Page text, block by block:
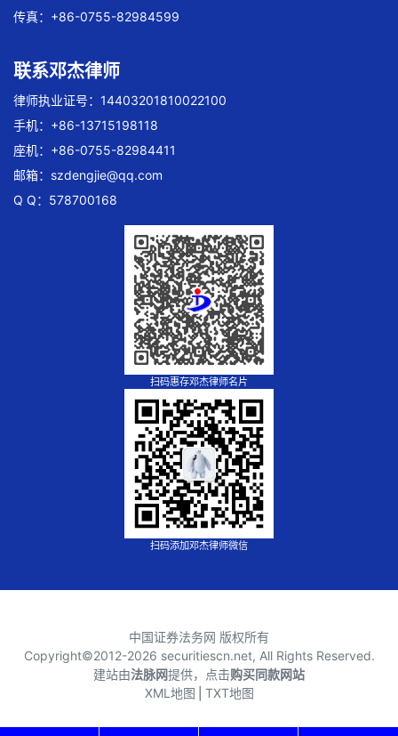
传真：+86-0755-82984599
联系邓杰律师
律师执业证号：14403201810022100
手机：+86-13715198118
座机：+86-0755-82984411
邮箱： szdengjie@qq.com
Q Q：578700168
扫码惠存邓杰律师名片
扫码添加邓杰律师微信
中国证券法务网 版权所有
Copyright©2012-2026 securitiescn.net, All Rights Reserved.
建站由法脉网提供，点击购买同款网站
XML地图 TXT地图